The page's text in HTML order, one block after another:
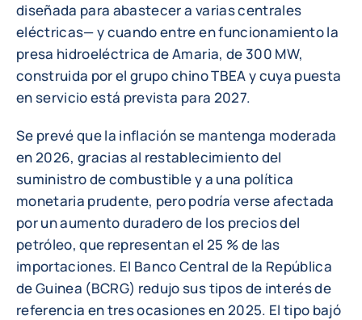
diseñada para abastecer a varias centrales
eléctricas— y cuando entre en funcionamiento la
presa hidroeléctrica de Amaria, de 300 MW,
construida por el grupo chino TBEA y cuya puesta
en servicio está prevista para 2027.
Se prevé que la inflación se mantenga moderada
en 2026, gracias al restablecimiento del
suministro de combustible y a una política
monetaria prudente, pero podría verse afectada
por un aumento duradero de los precios del
petróleo, que representan el 25 % de las
importaciones. El Banco Central de la República
de Guinea (BCRG) redujo sus tipos de interés de
referencia en tres ocasiones en 2025. El tipo bajó